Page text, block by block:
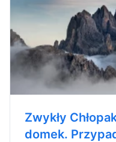
Zwykły
domek.